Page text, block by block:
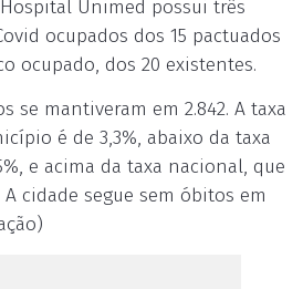
Unimed possui três
ocupados dos 15 pactuados
ocupado, dos 20 existentes.
se mantiveram em 2.842. A taxa
é de 3,3%, abaixo da taxa
e acima da taxa nacional, que
cidade segue sem óbitos em